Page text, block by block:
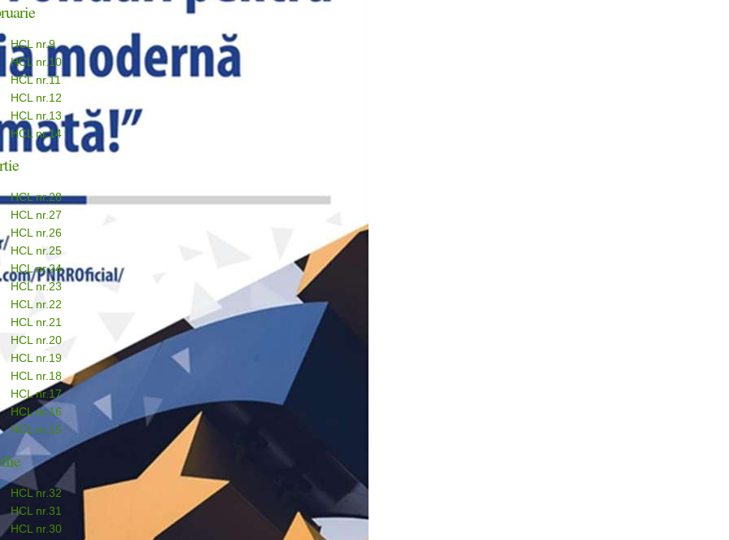
HCL nr.9
HCL nr.10
HCL nr.11
HCL nr.12
HCL nr.13
HCL nr.14
HCL nr.28
HCL nr.27
HCL nr.26
HCL nr.25
HCL nr.24
HCL nr.23
HCL nr.22
HCL nr.21
HCL nr.20
HCL nr.19
HCL nr.18
HCL nr.17
HCL nr.16
HCL nr.15
HCL nr.32
HCL nr.31
HCL nr.30